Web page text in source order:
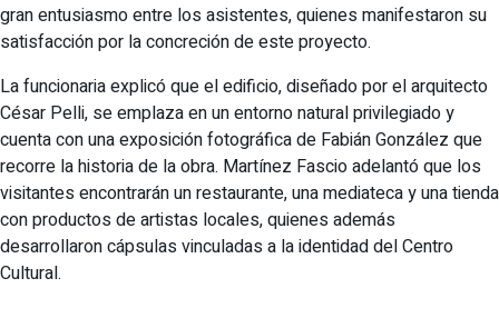
gran entusiasmo entre los asistentes, quienes manifestaron su
satisfacción por la concreción de este proyecto.
La funcionaria explicó que el edificio, diseñado por el arquitecto
César Pelli, se emplaza en un entorno natural privilegiado y
cuenta con una exposición fotográfica de Fabián González que
recorre la historia de la obra. Martínez Fascio adelantó que los
visitantes encontrarán un restaurante, una mediateca y una tienda
con productos de artistas locales, quienes además
desarrollaron cápsulas vinculadas a la identidad del Centro
Cultural.